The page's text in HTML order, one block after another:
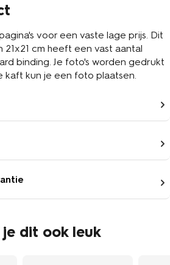
voor een vaste lage prijs. Dit
cm heeft een vast aantal
binding. Je foto's worden gedrukt
kun je een foto plaatsen.
dit ook leuk